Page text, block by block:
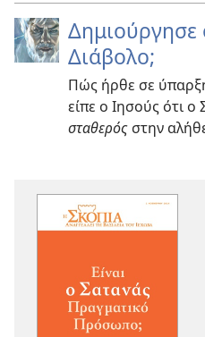
Δημιούργησε
Διάβολο;
Πώς ήρθε σε
είπε ο Ιησούς ότι ο
σταθερός στην